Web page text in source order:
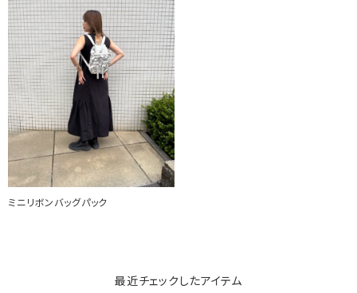
ミニリボンバッグパック
最近チェックしたアイテム